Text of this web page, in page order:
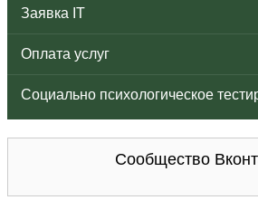
Заявка IT
Оплата услуг
Социально психологическое
Сообщество